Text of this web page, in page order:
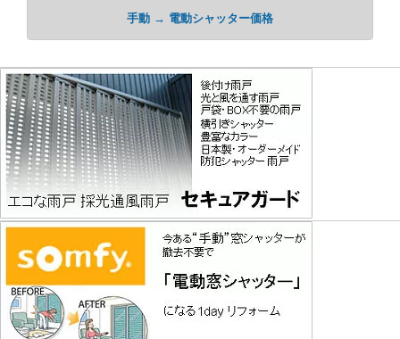
手動 → 電動シャッター価格